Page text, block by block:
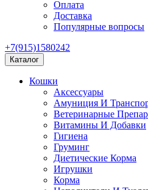
Оплата
Доставка
Популярные вопросы
+7(915)1580242
Каталог
Кошки
Аксессуары
Амуниция И
Ветеринарные
Витамины И Добавки
Гигиена
Груминг
Диетические Корма
Игрушки
Корма